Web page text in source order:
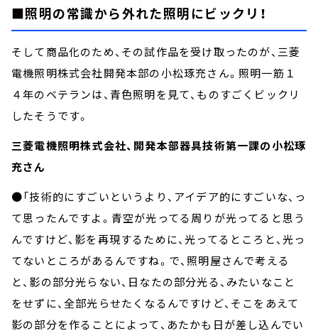
■照明の常識から外れた照明にビックリ！
そして商品化のため、その試作品を受け取ったのが、三菱
電機照明株式会社開発本部の小松琢充さん。照明一筋１
４年のベテランは、青色照明を見て、ものすごくビックリ
したそうです。
三菱電機照明株式会社、開発本部器具技術第一課の小松琢
充さん
●「技術的にすごいというより、アイデア的にすごいな、っ
て思ったんですよ。青空が光ってる周りが光ってると思う
んですけど、影を再現するために、光ってるところと、光っ
てないところがあるんですね。で、照明屋さんで考える
と、影の部分光らない、日なたの部分光る、みたいなこと
をせずに、全部光らせたくなるんですけど、そこをあえて
影の部分を作ることによって、あたかも日が差し込んでい